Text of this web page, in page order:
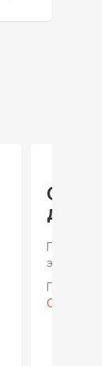
для
этапах,
Готовы к